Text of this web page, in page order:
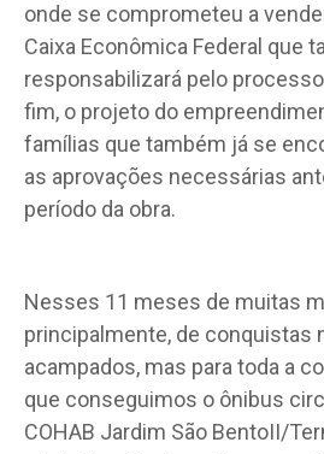
onde se comprometeu a
Caixa Econômica Federal que
responsabilizará pelo
fim, o projeto do
famílias que também já se
as aprovações necessárias
período da obra.
Nesses 11 meses de muitas
principalmente, de conquistas
acampados, mas para toda a
que conseguimos o ônibus
COHAB Jardim São BentoII/